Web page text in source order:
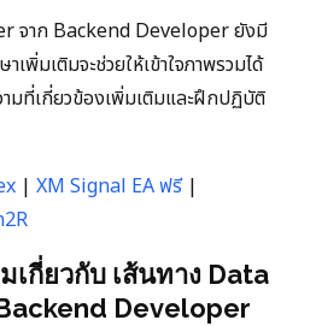
จาก Backend Developer ยังมี
พิ่มเติมจะช่วยให้เข้าใจภาพรวมได้
มที่เกี่ยวข้องเพิ่มเติมและฝึกปฏิบัติ
| XM Signal EA ฟรี|
เกี่ยวกับ เส้นทาง Data
Developer